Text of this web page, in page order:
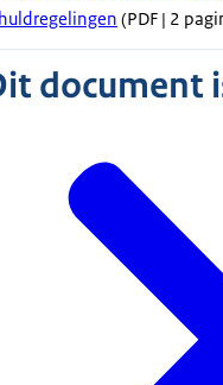
(PDF | 2
document